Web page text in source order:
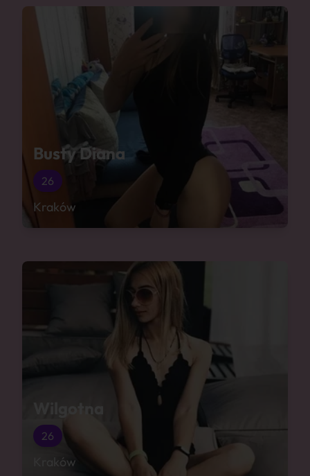
Busty Diana
26
Kraków
Wilgotna
26
Kraków